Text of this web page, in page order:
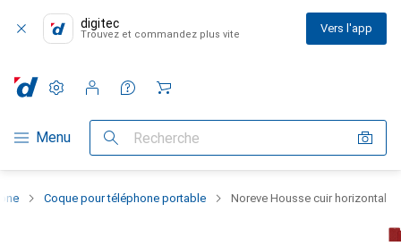
digitec
Trouvez et commandez plus vite Vers l'app
Navigation par catégorie
Menu Recherche
Paramètres
Compte client
Listes de comparaison
Listes d'envies
Panier
Coque pour téléphone portable Noreve Housse cuir horizontal